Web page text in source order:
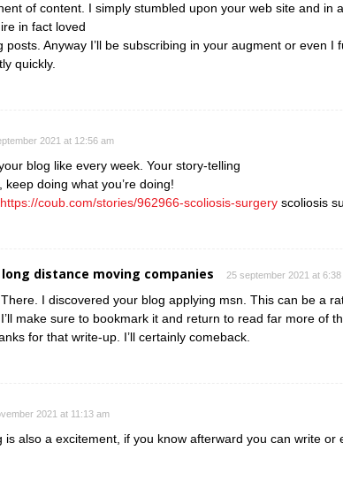
of content. I simply stumbled upon your web site and in
in fact loved
posts. Anyway I’ll be subscribing in your augment or even I
quickly.
2021 at 12:56 am
blog like every week. Your story-telling
keep doing what you’re doing!
https://coub.com/stories/962966-scoliosis-surgery scoliosis
long distance moving companies 25 september 2021 at 6:38
I discovered your blog applying msn. This can be a
make sure to bookmark it and return to read far more of
for that write-up. I’ll certainly comeback.
2021 at 11:13 am
is also a excitement, if you know afterward you can write or